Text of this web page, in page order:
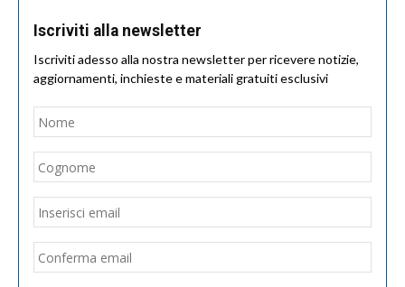
Iscriviti alla newsletter
Iscriviti adesso alla nostra newsletter per ricevere notizie,
aggiornamenti, inchieste e materiali gratuiti esclusivi
Nome
Email